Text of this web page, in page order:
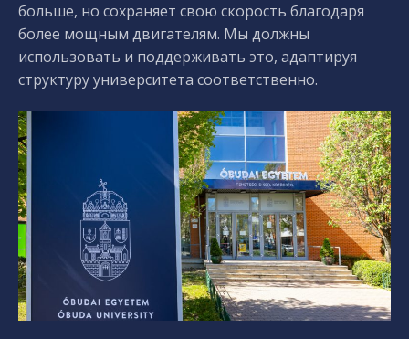
больше, но сохраняет свою скорость благодаря
более мощным двигателям. Мы должны
использовать и поддерживать это, адаптируя
структуру университета соответственно.